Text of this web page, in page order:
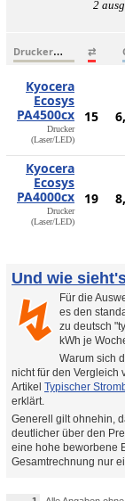
2
D
ruckername ⇄
Kyocera
Ecosys
PA4500cx
Drucker
(Laser/LED)
15
Kyocera
Ecosys
PA4000cx
Drucker
(Laser/LED)
19
Und wie
↯
Für die
es den
zu deutsch
kWh je
Warum sich
nicht für den Vergleich
Artikel Typischer
erklärt.
Generell gilt ohnehin,
deutlicher über den
eine hohe beworbene
Gesamtrechnung nur